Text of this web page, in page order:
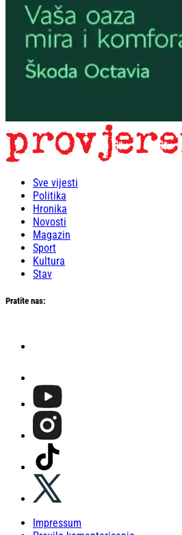
Sve vijesti
Politika
Hronika
Novosti
Magazin
Sport
Kultura
Stav
Pratite nas:
Impressum